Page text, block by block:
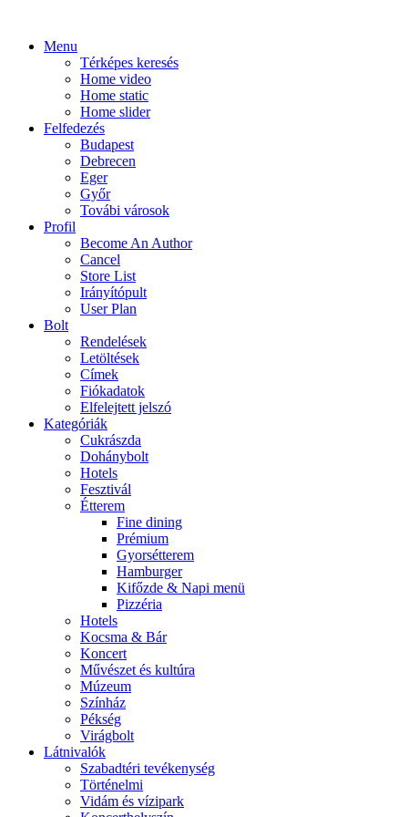
Menu
Térképes keresés
Home video
Home static
Home slider
Felfedezés
Budapest
Debrecen
Eger
Győr
Továbi városok
Profil
Become An Author
Cancel
Store List
Irányítópult
User Plan
Bolt
Rendelések
Letöltések
Címek
Fiókadatok
Elfelejtett jelszó
Kategóriák
Cukrászda
Dohánybolt
Hotels
Fesztivál
Étterem
Fine dining
Prémium
Gyorsétterem
Hamburger
Kifőzde & Napi menü
Pizzéria
Hotels
Kocsma & Bár
Koncert
Művészet és kultúra
Múzeum
Színház
Pékség
Virágbolt
Látnivalók
Szabadtéri tevékenység
Történelmi
Vidám és vízipark